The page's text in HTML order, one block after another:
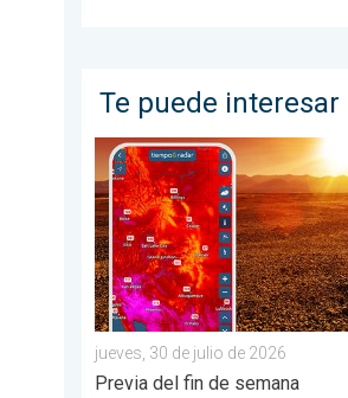
Te puede interesar
Agosto empieza con un calor
jueves, 30 de julio de 2026
Previa del fin de semana